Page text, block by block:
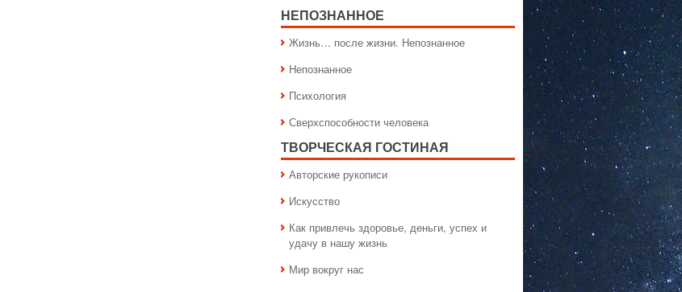
НЕПОЗНАННОЕ
Жизнь… после жизни. Непознанное
Непознанное
Психология
Сверхспособности человека
ТВОРЧЕСКАЯ ГОСТИНАЯ
Авторские рукописи
Искусство
Как привлечь здоровье, деньги, успех и
удачу в нашу жизнь
Мир вокруг нас